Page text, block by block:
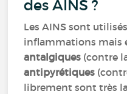
des AINS ?
Les AINS sont
inflammations mais
antalgiques (contre
antipyrétiques
librement sont très